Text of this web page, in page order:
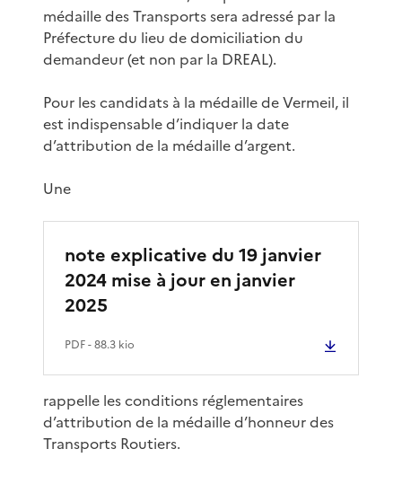
médaille des Transports sera adressé par la
Préfecture du lieu de domiciliation du
demandeur (et non par la DREAL).
Pour les candidats à la médaille de Vermeil, il
est indispensable d’indiquer la date
d’attribution de la médaille d’argent.
Une
note explicative du 19 janvier
2024 mise à jour en janvier
2025
PDF- 88.3 kio
rappelle les conditions réglementaires
d’attribution de la médaille d’honneur des
Transports Routiers.